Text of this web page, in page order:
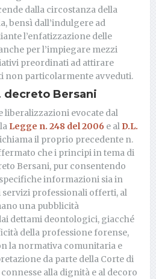
dalla circostanza della
bensì dall’indulgere ad
l’enfatizzazione delle
per l’impiegare mezzi
preordinati ad attirare
non particolarmente avveduti.
decreto Bersani
liberalizzazioni evocate dal
Legge n. 248 del 2006 e al D.L.
il proprio precedente n.
che i principi in tema di
Bersani, pur consentendo
informazioni sia in
servizi professionali offerti, al
una pubblicità
dettami deontologici, giacché
della professione forense,
la normativa comunitaria e
da parte della Corte di
alla dignità e al decoro